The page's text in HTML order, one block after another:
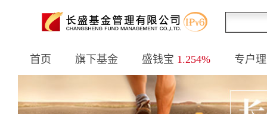
首页 旗下基金 盛钱宝 1.254% 专户